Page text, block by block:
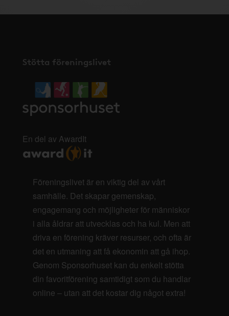
Stötta föreningslivet
En del av AwardIt
Föreningslivet är en viktig del av vårt
samhälle. Det skapar gemenskap,
engagemang och möjligheter för människor
i alla åldrar att utvecklas och ha kul. Men att
driva en förening kräver resurser, och ofta är
det en utmaning att få ekonomin att gå ihop.
Genom Sponsorhuset kan du enkelt stötta
din favoritförening samtidigt som du handlar
online – utan att det kostar dig något extra!